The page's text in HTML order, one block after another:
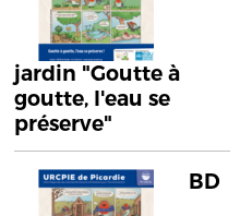
jardin "Goutte à
goutte, l'eau se
préserve"
BD